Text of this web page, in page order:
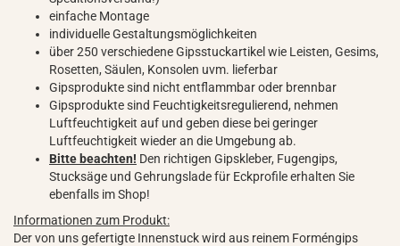
einfache Montage
individuelle Gestaltungsmöglichkeiten
über 250 verschiedene Gipsstuckartikel wie Leisten, Gesims,
Rosetten, Säulen, Konsolen uvm. lieferbar
Gipsprodukte sind nicht entflammbar oder brennbar
Gipsprodukte sind Feuchtigkeitsregulierend, nehmen
Luftfeuchtigkeit auf und geben diese bei geringer
Luftfeuchtigkeit wieder an die Umgebung ab.
Bitte beachten! Den richtigen Gipskleber, Fugengips,
Stucksäge und Gehrungslade für Eckprofile erhalten Sie
ebenfalls im Shop!
Informationen zum Produkt:
Der von uns gefertigte Innenstuck wird aus reinem Forméngips